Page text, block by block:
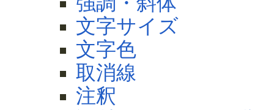
文字サイズ
文字色
取消線
注釈